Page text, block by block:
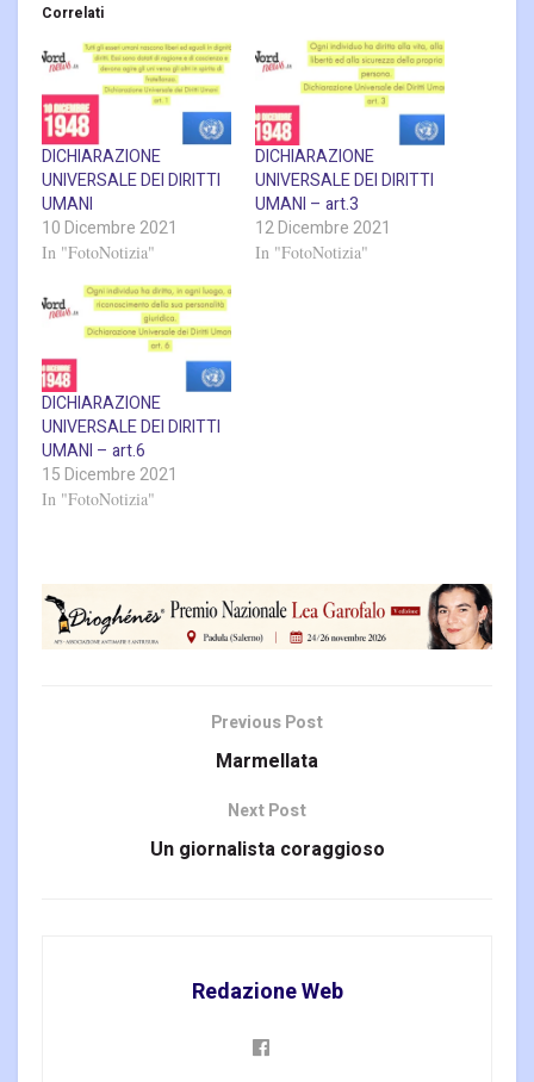
Correlati
DICHIARAZIONE
UNIVERSALE DEI DIRITTI
UMANI
10 Dicembre 2021
In "FotoNotizia"
DICHIARAZIONE
UNIVERSALE DEI DIRITTI
UMANI – art.3
12 Dicembre 2021
In "FotoNotizia"
DICHIARAZIONE
UNIVERSALE DEI DIRITTI
UMANI – art.6
15 Dicembre 2021
In "FotoNotizia"
Previous Post
Marmellata
Next Post
Un giornalista coraggioso
Redazione Web